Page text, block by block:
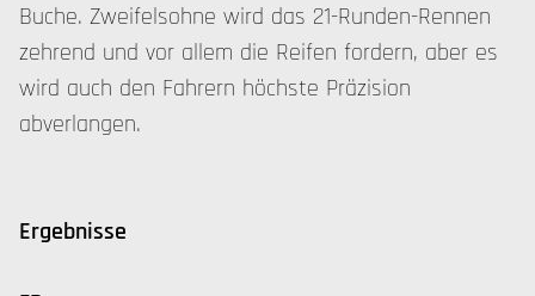
Buche. Zweifelsohne wird das 21-Runden-Rennen
zehrend und vor allem die Reifen fordern, aber es
wird auch den Fahrern höchste Präzision
abverlangen.
Ergebnisse